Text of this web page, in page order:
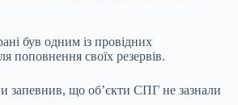
був одним із провідних
поповнення своїх резервів.
запевнив, що об’єкти СПГ не зазнали